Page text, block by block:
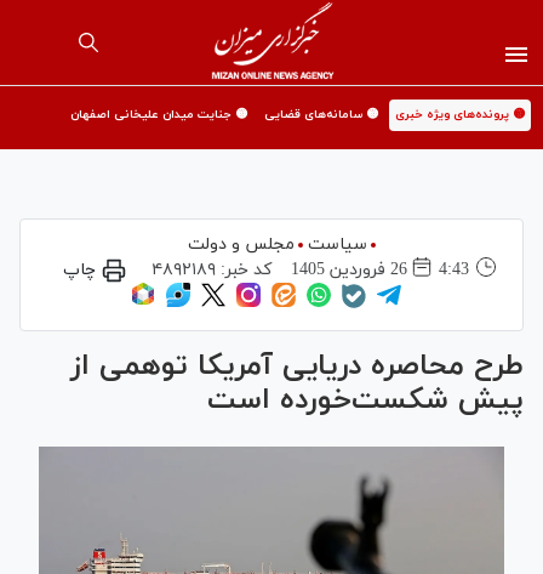
🟡 پرونده‌های ویژه خبری 🟡 سامانه‌های قضایی 🟡 جنایت میدان علیخانی اصفهان
سیاست
مجلس و دولت
4:43
26 فروردين 1405 کد خبر:۴۸۹۲۱۸۹ چاپ
طرح محاصره دریایی آمریکا توهمی از
پیش شکست‌خورده است